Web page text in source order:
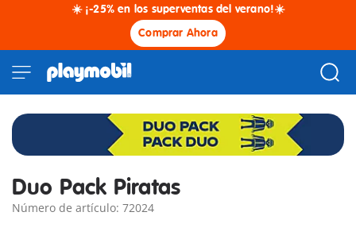
☀️ ¡-25% en los superventas del verano!☀️
Comprar Ahora
Duo Pack Piratas
Número de artículo: 72024